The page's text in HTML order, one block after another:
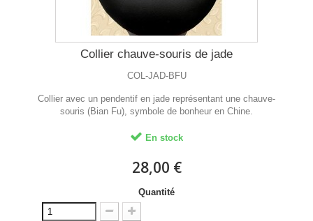
Collier chauve-souris de jade
COL-JAD-BFU
Collier avec un pendentif en jade représentant une chauve-
souris (Bian Fu), symbole de bonheur en Chine.
En stock
28,00 €
Quantité